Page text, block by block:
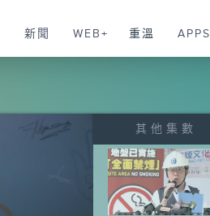
新聞 WEB+ 重溫 APPS
其他集數